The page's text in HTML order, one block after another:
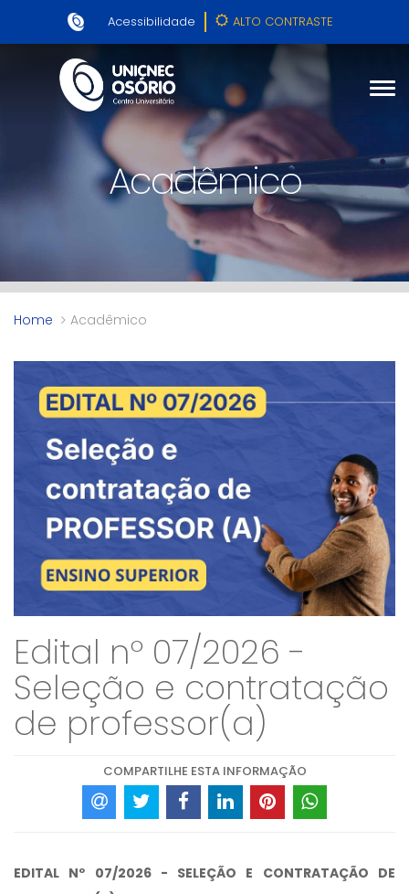
Acessibilidade ALTO CONTRASTE
Acadêmico
Home Acadêmico
Edital nº 07/2026 -
Seleção e contratação
de professor(a)
COMPARTILHE ESTA INFORMAÇÃO
EDITAL Nº 07/2026 - SELEÇÃO E CONTRATAÇÃO DE